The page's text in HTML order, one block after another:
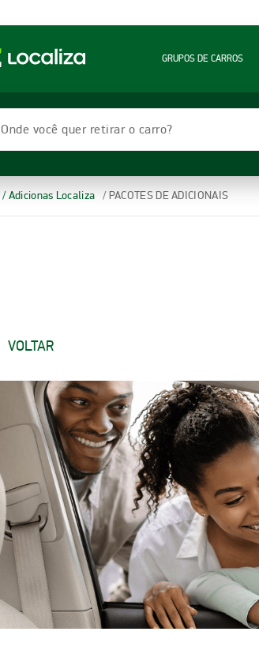
GRUPOS DE CARROS
Onde você quer retirar o carro?
/ Adicionas Localiza / PACOTES DE ADICIONAIS
VOLTAR